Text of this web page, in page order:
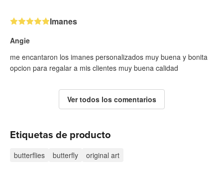
Imanes
Angie
me encantaron los imanes personalizados muy buena y bonita
opcion para regalar a mis clientes muy buena calidad
Ver todos los comentarios
Etiquetas de producto
butterflies butterfly original art